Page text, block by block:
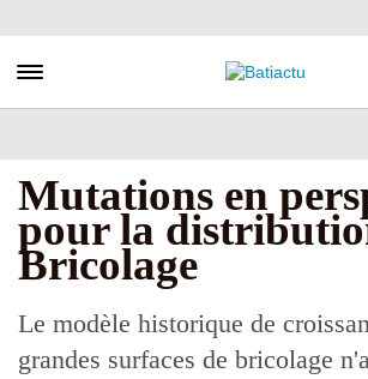
au
principal
Toggle navigation
Mutations en
pour la
Bricolage
Le modèle historique de
grandes surfaces de bricolage